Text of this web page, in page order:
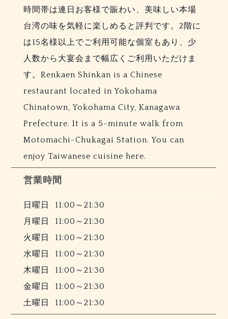
時間帯は連日お客様で賑わい、美味しい本場
台湾の味を気軽に楽しめると評判です。2階に
は15名様以上でご利用可能な個室もあり、少
人数から大宴会まで幅広くご利用いただけま
す。Renkaen Shinkan is a Chinese
restaurant located in Yokohama
Chinatown, Yokohama City, Kanagawa
Prefecture. It is a 5-minute walk from
Motomachi-Chukagai Station. You can
enjoy Taiwanese cuisine here.
営業時間
日曜日
11:00～21:30
月曜日
11:00～21:30
火曜日
11:00～21:30
水曜日
11:00～21:30
木曜日
11:00～21:30
金曜日
11:00～21:30
土曜日
11:00～21:30